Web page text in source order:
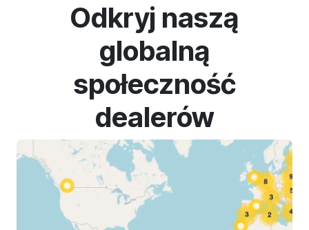
Odkryj naszą
globalną
społeczność
dealerów